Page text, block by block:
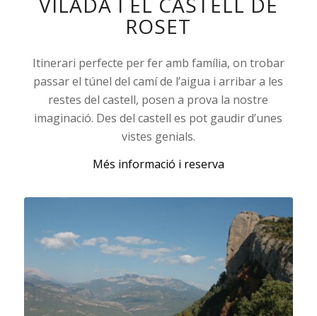
ROSET
Itinerari perfecte per fer amb família, on trobar
passar el túnel del camí de l’aigua i arribar a les
restes del castell, posen a prova la nostre
imaginació. Des del castell es pot gaudir d’unes
vistes genials.
Més informació i reserva